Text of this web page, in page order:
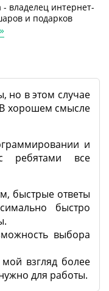
владелец интернет-
и подарков
но в этом случае
хорошем смысле
и
ребятами все
быстрые ответы
быстро
выбора
взгляд более
для работы.